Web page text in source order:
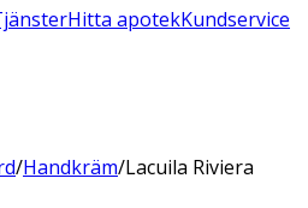
Hitta apotekKundservice
/Handkräm/Lacuila Riviera